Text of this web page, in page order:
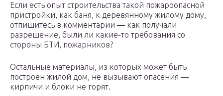
Если есть опыт строительства такой пожароопасной
пристройки, как баня, к деревянному жилому дому,
отпишитесь в комментарии — как получали
разрешение, были ли какие-то требования со
стороны БТИ, пожарников?
Остальные материалы, из которых может быть
построен жилой дом, не вызывают опасения —
кирпичи и блоки не горят.